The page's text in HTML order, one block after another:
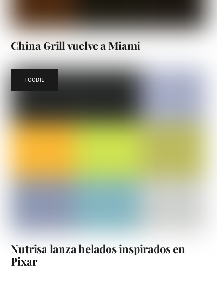
China Grill vuelve a Miami
FOODIE
Nutrisa lanza helados inspirados en
Pixar